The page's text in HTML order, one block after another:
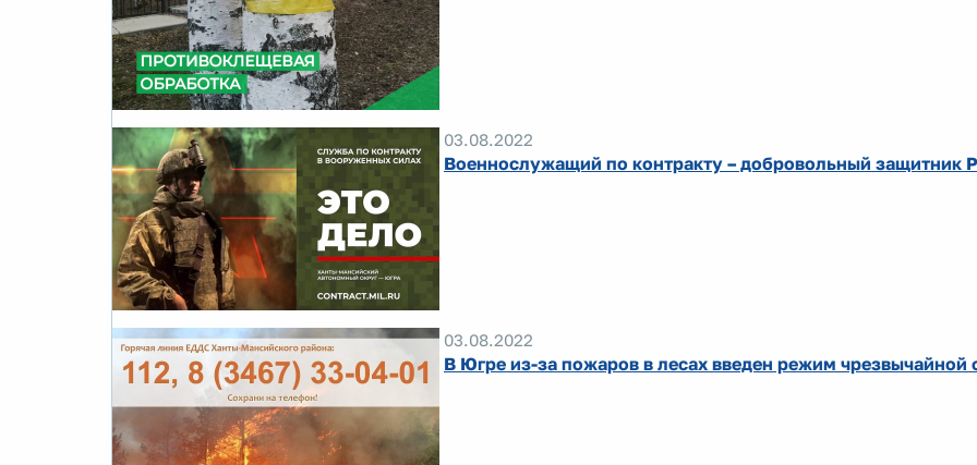
03.08.2022
Военнослужащий по контракту – добровольный защитник
03.08.2022
В Югре из-за пожаров в лесах введен режим чрезвычайной